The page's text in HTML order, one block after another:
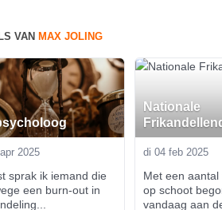
VAN MAX JOLING
2025
sprak ik iemand die
een burn-out in
Nationale
di 04 feb 2025
Met een aantal
op schoot
vandaag aan de